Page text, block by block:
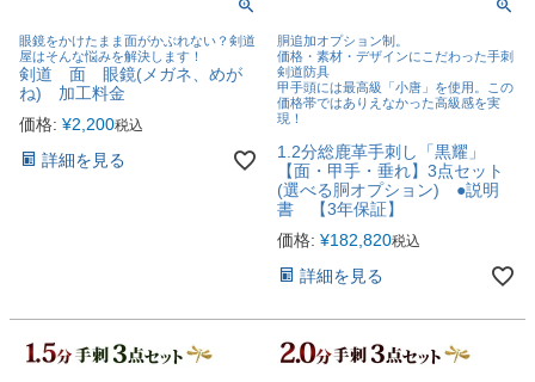
眼鏡をかけたまま面がかぶれない？剣道
屋はそんな悩みを解決します！
剣道 面 眼鏡(メガネ、めが
ね) 加工料金
価格: ¥2,200税込
詳細を見る
胴追加オプション制。
価格・素材・デザインにこだわった手刺
剣道防具
甲手頭には最高級「小唐」を使用。この
価格帯ではありえなかった高級感を実
現！
1.2分総鹿革手刺し「黒耀」
【面・甲手・垂れ】3点セット
(選べる胴オプション) ●説明
書 【3年保証】
価格: ¥182,820税込
詳細を見る